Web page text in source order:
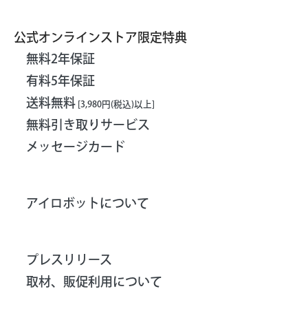
公式オンラインストア限定特典
無料2年保証
有料5年保証
送料無料 [3,980円(税込)以上]
無料引き取りサービス
メッセージカード
アイロボットについて
プレスリリース
取材、販促利用について